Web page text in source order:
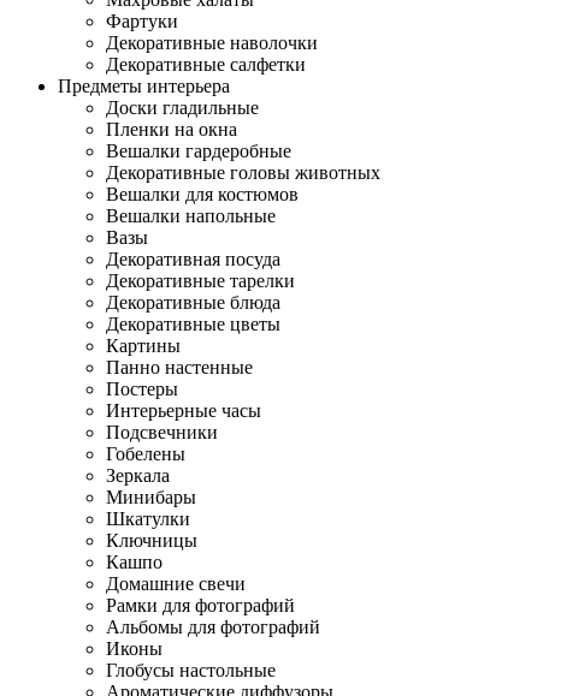
Фартуки
Декоративные наволочки
Декоративные салфетки
Предметы интерьера
Доски гладильные
Пленки на окна
Вешалки гардеробные
Декоративные головы животных
Вешалки для костюмов
Вешалки напольные
Вазы
Декоративная посуда
Декоративные тарелки
Декоративные блюда
Декоративные цветы
Картины
Панно настенные
Постеры
Интерьерные часы
Подсвечники
Гобелены
Зеркала
Минибары
Шкатулки
Ключницы
Кашпо
Домашние свечи
Рамки для фотографий
Альбомы для фотографий
Иконы
Глобусы настольные
Ароматические диффузоры